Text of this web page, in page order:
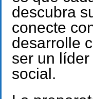
descubra
conecte
desarrolle
ser un
social.